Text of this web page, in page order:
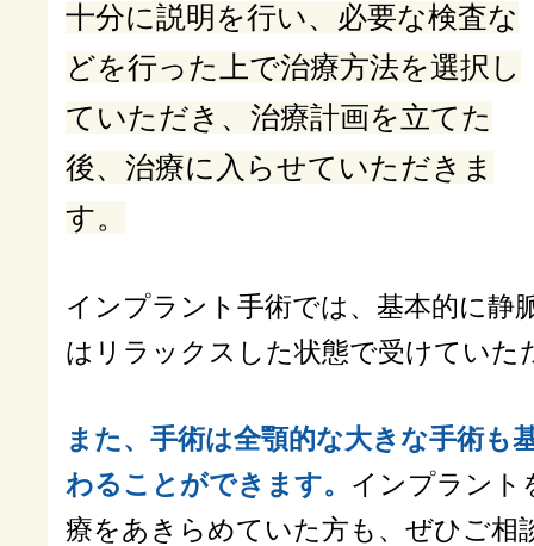
十分に説明を行い、必要な検査な
どを行った上で治療方法を選択し
ていただき、治療計画を立てた
後、治療に入らせていただきま
す。
インプラント手術では、基本的に静
はリラックスした状態で受けていた
また、手術は全顎的な大きな手術も
わることができます。 インプラント
療をあきらめていた方も、ぜひご相